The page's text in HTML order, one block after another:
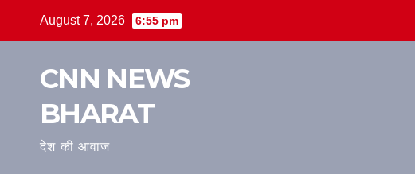
August 7, 2026 6:55 pm
CNN NEWS
BHARAT
देश की आवाज